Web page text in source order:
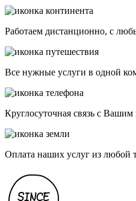
Работаем дистанционно, с
Все нужные услуги в одной
Круглосуточная связь с
Оплата наших услуг из любой